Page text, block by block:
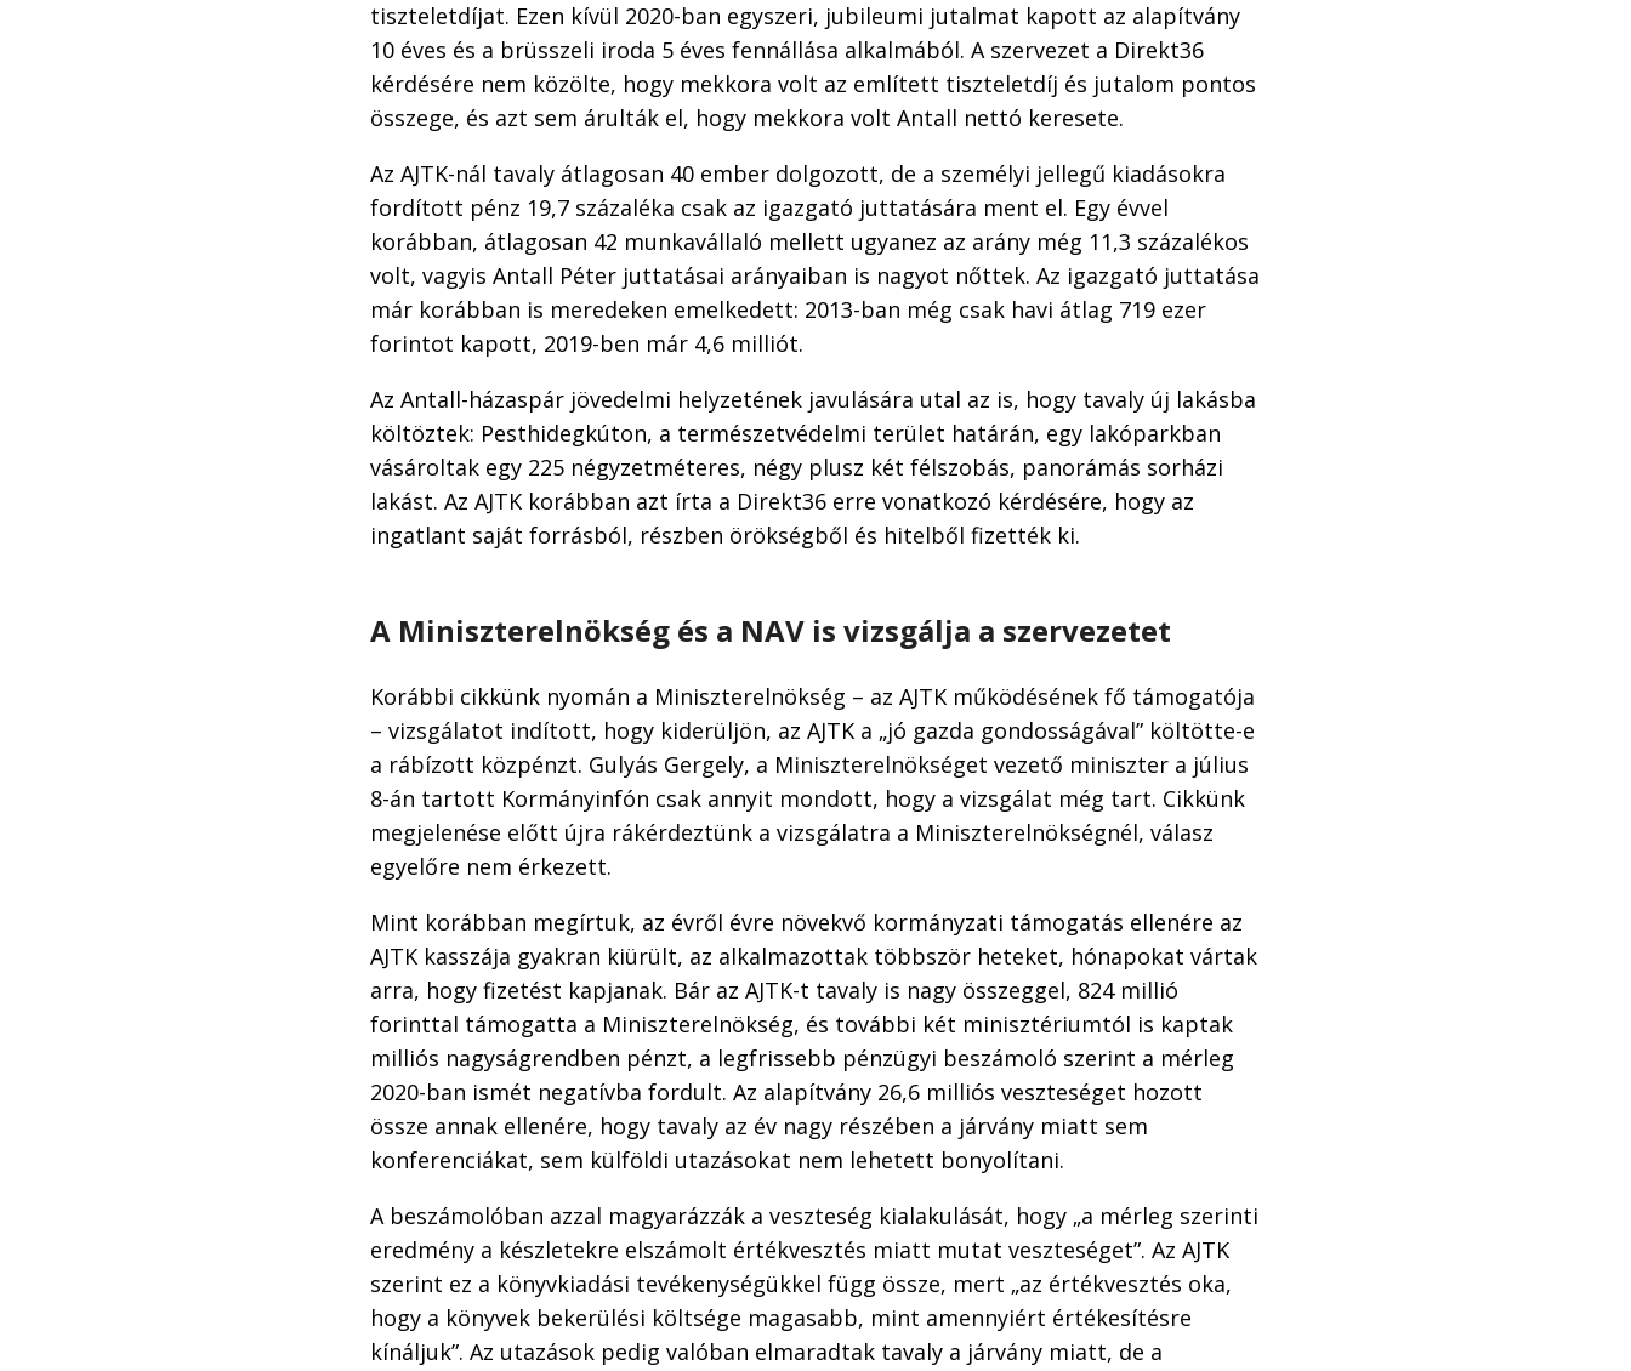
tiszteletdíjat. Ezen kívül 2020-ban egyszeri, jubileumi jutalmat kapott az alapítvány
10 éves és a brüsszeli iroda 5 éves fennállása alkalmából. A szervezet a Direkt36
kérdésére nem közölte, hogy mekkora volt az említett tiszteletdíj és jutalom pontos
összege, és azt sem árulták el, hogy mekkora volt Antall nettó keresete.
Az AJTK-nál tavaly átlagosan 40 ember dolgozott, de a személyi jellegű kiadásokra
fordított pénz 19,7 százaléka csak az igazgató juttatására ment el. Egy évvel
korábban, átlagosan 42 munkavállaló mellett ugyanez az arány még 11,3 százalékos
volt, vagyis Antall Péter juttatásai arányaiban is nagyot nőttek. Az igazgató juttatása
már korábban is meredeken emelkedett: 2013-ban még csak havi átlag 719 ezer
forintot kapott, 2019-ben már 4,6 milliót.
Az Antall-házaspár jövedelmi helyzetének javulására utal az is, hogy tavaly új lakásba
költöztek: Pesthidegkúton, a természetvédelmi terület határán, egy lakóparkban
vásároltak egy 225 négyzetméteres, négy plusz két félszobás, panorámás sorházi
lakást. Az AJTK korábban azt írta a Direkt36 erre vonatkozó kérdésére, hogy az
ingatlant saját forrásból, részben örökségből és hitelből fizették ki.
A Miniszterelnökség és a NAV is vizsgálja a szervezetet
Korábbi cikkünk nyomán a Miniszterelnökség – az AJTK működésének fő támogatója
– vizsgálatot indított, hogy kiderüljön, az AJTK a „jó gazda gondosságával” költötte-e
a rábízott közpénzt. Gulyás Gergely, a Miniszterelnökséget vezető miniszter a július
8-án tartott Kormányinfón csak annyit mondott, hogy a vizsgálat még tart. Cikkünk
megjelenése előtt újra rákérdeztünk a vizsgálatra a Miniszterelnökségnél, válasz
egyelőre nem érkezett.
Mint korábban megírtuk, az évről évre növekvő kormányzati támogatás ellenére az
AJTK kasszája gyakran kiürült, az alkalmazottak többször heteket, hónapokat vártak
arra, hogy fizetést kapjanak. Bár az AJTK-t tavaly is nagy összeggel, 824 millió
forinttal támogatta a Miniszterelnökség, és további két minisztériumtól is kaptak
milliós nagyságrendben pénzt, a legfrissebb pénzügyi beszámoló szerint a mérleg
2020-ban ismét negatívba fordult. Az alapítvány 26,6 milliós veszteséget hozott
össze annak ellenére, hogy tavaly az év nagy részében a járvány miatt sem
konferenciákat, sem külföldi utazásokat nem lehetett bonyolítani.
A beszámolóban azzal magyarázzák a veszteség kialakulását, hogy „a mérleg szerinti
eredmény a készletekre elszámolt értékvesztés miatt mutat veszteséget”. Az AJTK
szerint ez a könyvkiadási tevékenységükkel függ össze, mert „az értékvesztés oka,
hogy a könyvek bekerülési költsége magasabb, mint amennyiért értékesítésre
kínáljuk”. Az utazások pedig valóban elmaradtak tavaly a járvány miatt, de a